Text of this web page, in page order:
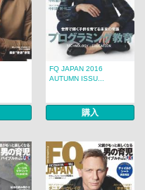
FQ JAPAN 2016
AUTUMN ISSU...
購入